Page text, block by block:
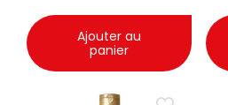
Ajouter au
panier